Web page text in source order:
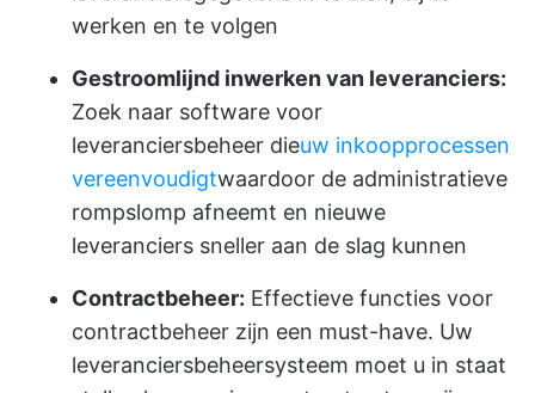
werken en te volgen
Gestroomlijnd inwerken van leveranciers:
Zoek naar software voor
leveranciersbeheer dieuw inkoopprocessen
vereenvoudigtwaardoor de administratieve
rompslomp afneemt en nieuwe
leveranciers sneller aan de slag kunnen
Contractbeheer: Effectieve functies voor
contractbeheer zijn een must-have. Uw
leveranciersbeheersysteem moet u in staat